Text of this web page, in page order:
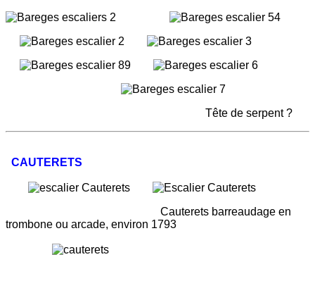
Tête de serpent ?
CAUTERETS
Cauterets barreaudage en
trombone ou arcade, environ 1793